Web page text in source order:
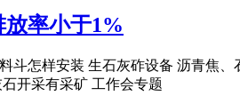
率小于1%
斗怎样安装 生石灰砟设备 沥青焦
开采有采矿 工作会专题